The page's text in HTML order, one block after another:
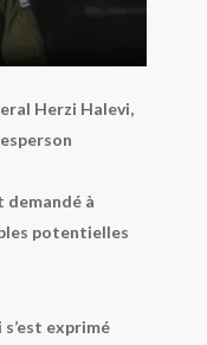
Herzi Halevi,
demandé à
potentielles
exprimé